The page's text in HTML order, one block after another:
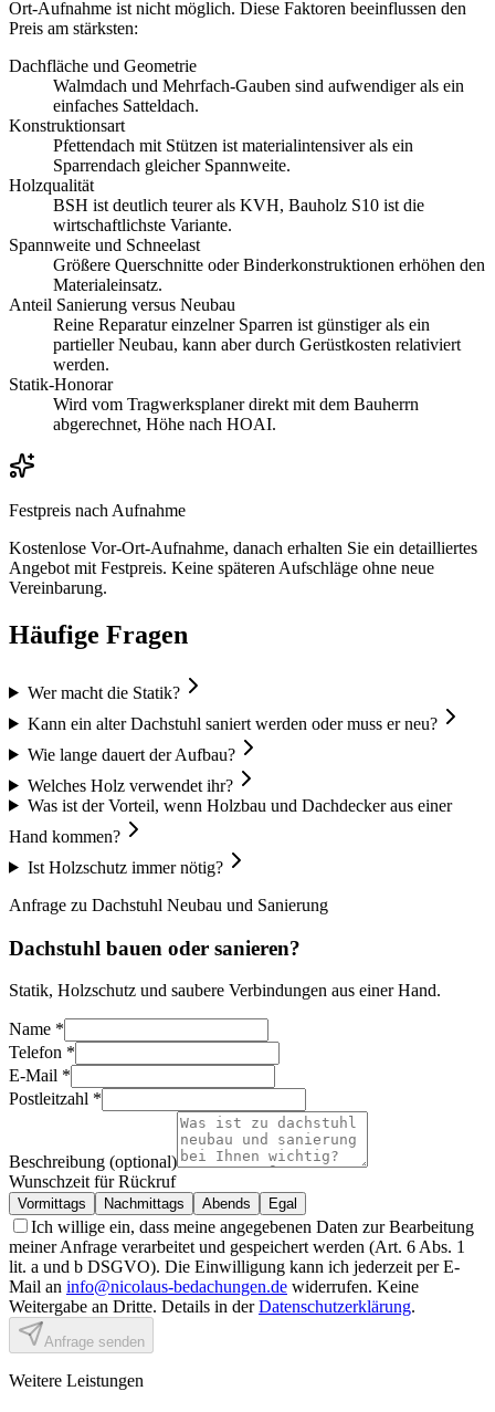
Ort-Aufnahme ist nicht möglich. Diese Faktoren beeinflussen den
Preis am stärksten:
Dachfläche und Geometrie
Walmdach und Mehrfach-Gauben sind aufwendiger als ein
einfaches Satteldach.
Konstruktionsart
Pfettendach mit Stützen ist materialintensiver als ein
Sparrendach gleicher Spannweite.
Holzqualität
BSH ist deutlich teurer als KVH, Bauholz S10 ist die
wirtschaftlichste Variante.
Spannweite und Schneelast
Größere Querschnitte oder Binderkonstruktionen erhöhen den
Materialeinsatz.
Anteil Sanierung versus Neubau
Reine Reparatur einzelner Sparren ist günstiger als ein
partieller Neubau, kann aber durch Gerüstkosten relativiert
werden.
Statik-Honorar
Wird vom Tragwerksplaner direkt mit dem Bauherrn
abgerechnet, Höhe nach HOAI.
Festpreis nach Aufnahme
Kostenlose Vor-Ort-Aufnahme, danach erhalten Sie ein detailliertes
Angebot mit Festpreis. Keine späteren Aufschläge ohne neue
Vereinbarung.
Häufige Fragen
Wer macht die Statik?
Kann ein alter Dachstuhl saniert werden oder muss er neu?
Wie lange dauert der Aufbau?
Welches Holz verwendet ihr?
Was ist der Vorteil, wenn Holzbau und Dachdecker aus einer
Hand kommen?
Ist Holzschutz immer nötig?
Anfrage zu Dachstuhl Neubau und Sanierung
Dachstuhl bauen oder sanieren?
Statik, Holzschutz und saubere Verbindungen aus einer Hand.
Name *
Telefon *
E-Mail *
Postleitzahl *
Beschreibung (optional)
Wunschzeit für Rückruf
Vormittags Nachmittags Abends Egal
Ich willige ein, dass meine angegebenen Daten zur Bearbeitung
meiner Anfrage verarbeitet und gespeichert werden (Art. 6 Abs. 1
lit. a und b DSGVO). Die Einwilligung kann ich jederzeit per E-
Mail an info@nicolaus-bedachungen.de widerrufen. Keine
Weitergabe an Dritte. Details in der Datenschutzerklärung.
Anfrage senden
Weitere Leistungen